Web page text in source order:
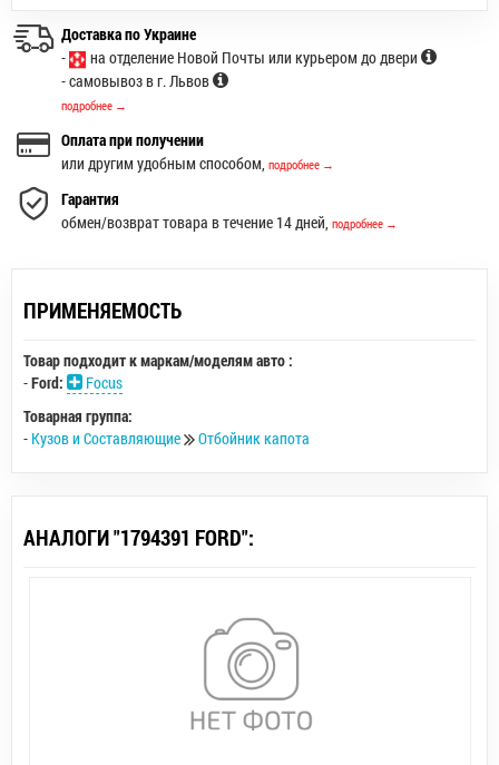
Доставка по Украине
-
на отделение Новой Почты или курьером до двери
- самовывоз в г. Львов
подробнее →
Оплата при получении
или другим удобным способом, подробнее →
Гарантия
обмен/возврат товара в течение 14 дней, подробнее →
ПРИМЕНЯЕМОСТЬ
Товар подходит к маркам/моделям авто :
-Ford:
Focus
Товарная группа:
- Кузов и Составляющие Отбойник капота
АНАЛОГИ "1794391 FORD":